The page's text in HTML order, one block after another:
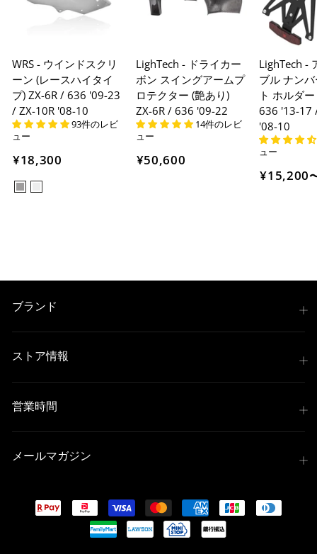
WRS - ウインドスクリ
ーン (レースハイタイ
プ) ZX-6R / 636 '09-23
/ ZX-10R '08-10
93件のレビ
ュー
¥18,300
LighTech - ドライカー
ボン スイングアームプ
ロテクター (艶あり)
ZX-6R / 636 '09-22
14件のレビ
ュー
¥50,600
LighTech -
ブル ナン
ト ホルダ
636 '13-17
'08-10
ュー
¥15,200
ブランド
ストア情報
営業時間
メールマガジン